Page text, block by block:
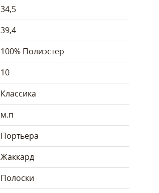
34,5
39,4
100% Полиэстер
10
Классика
м.п
Портьера
Жаккард
Полоски